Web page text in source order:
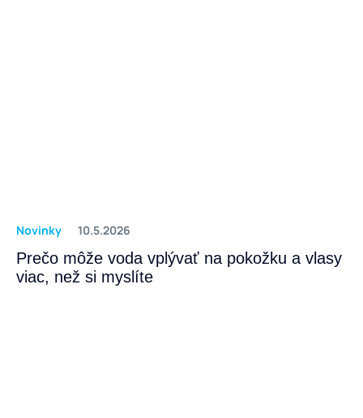
Novinky 10.5.2026
Prečo môže voda vplývať na pokožku a vlasy
viac, než si myslíte